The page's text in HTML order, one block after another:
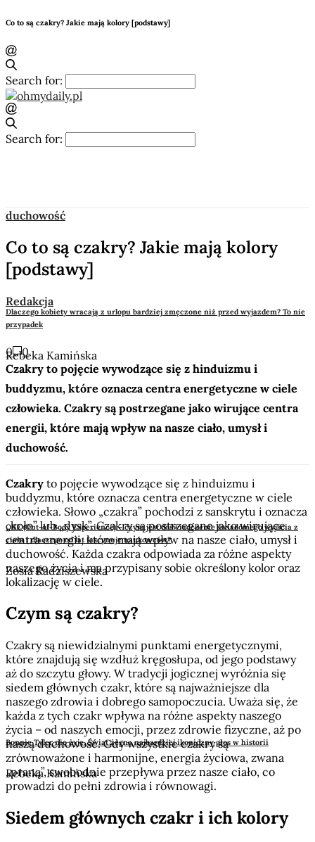
Co to są czakry? Jakie mają kolory [podstawy]
Search for:
Search for:
Dlaczego kobiety wracają z urlopu bardziej zmęczone niż przed wyjazdem? To nie
przypadek
Rebeka Kamińska
OBE (Out-of-Body Experience) – czym jest doświadczenie świadomego wyjścia z
ciała i dlaczego od lat fascynuje naukowców?
Zosia Radziszewska
Bonnie Tyler nie żyje. Świat żegna najbardziej ikoniczny głos w historii
Rebeka Kamińska
duchowość
Co to są czakry? Jakie mają kolory
[podstawy]
Redakcja
0
0
Czakry to pojęcie wywodzące się z hinduizmu i
buddyzmu, które oznacza centra energetyczne w ciele
człowieka. Czakry są postrzegane jako wirujące centra
energii, które mają wpływ na nasze ciało, umysł i
duchowość.
Czakry to pojęcie wywodzące się z hinduizmu i
buddyzmu, które oznacza centra energetyczne w ciele
człowieka. Słowo „czakra” pochodzi z sanskrytu i oznacza
„koło” lub „dysk”. Czakry są postrzegane jako wirujące
centra energii, które mają wpływ na nasze ciało, umysł i
duchowość. Każda czakra odpowiada za różne aspekty
naszego życia i ma przypisany sobie określony kolor oraz
lokalizację w ciele.
Czym są czakry?
Czakry są niewidzialnymi punktami energetycznymi,
które znajdują się wzdłuż kręgosłupa, od jego podstawy
aż do szczytu głowy. W tradycji jogicznej wyróżnia się
siedem głównych czakr, które są najważniejsze dla
naszego zdrowia i dobrego samopoczucia. Uważa się, że
każda z tych czakr wpływa na różne aspekty naszego
życia – od naszych emocji, przez zdrowie fizyczne, aż po
naszą duchowość. Gdy wszystkie czakry są
zrównoważone i harmonijne, energia życiowa, zwana
„praną”, swobodnie przepływa przez nasze ciało, co
prowadzi do pełni zdrowia i równowagi.
Siedem głównych czakr i ich kolory